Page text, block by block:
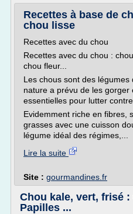
Recettes à base de
chou lisse
Recettes avec du chou
Recettes avec du chou :
chou fleur...
Les chous sont des
nature a prévu de les gorger
essentielles pour lutter
Evidemment riche en fibres,
grasses avec une cuisson
légume idéal des régimes,...
Lire la suite
Site : gourmandines.fr
Chou kale, vert, frisé
Papilles ...